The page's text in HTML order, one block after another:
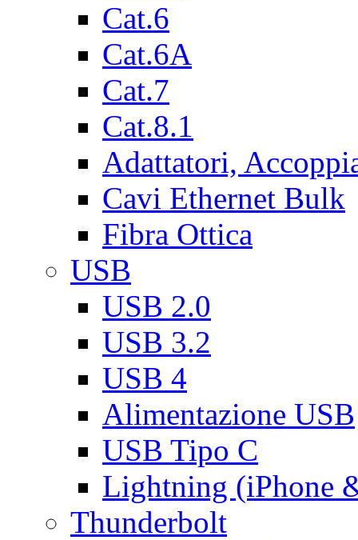
Cat.6
Cat.6A
Cat.7
Cat.8.1
Adattatori,
Cavi Ethernet Bulk
Fibra Ottica
USB
USB 2.0
USB 3.2
USB 4
Alimentazione USB
USB Tipo C
Lightning (iPhone
Thunderbolt